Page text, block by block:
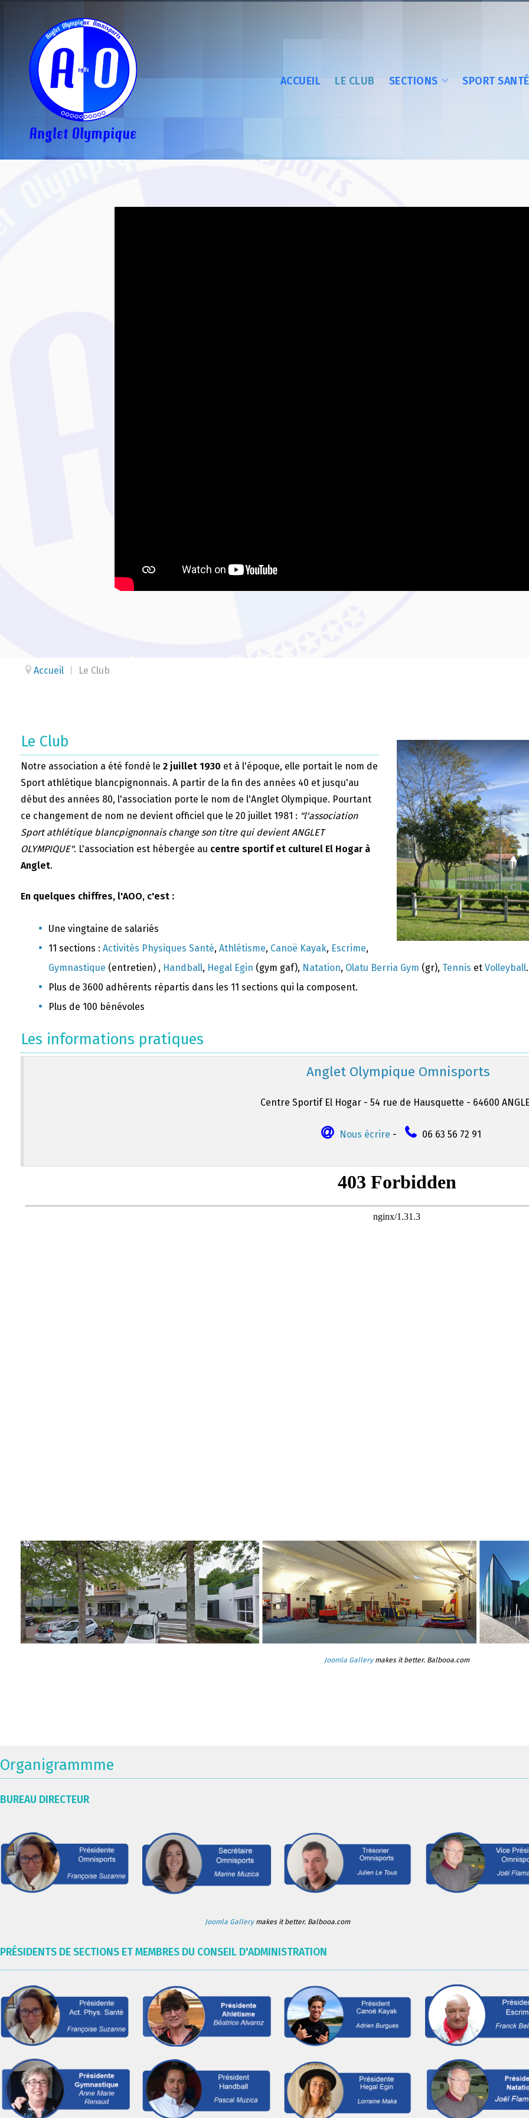
ACCUEIL LE CLUB SECTIONS SPORT SANTÉ
Accueil Le Club
Le Club
Notre association a été fondé le 2 juillet 1930 et à l'époque, elle portait le nom de
Sport athlétique blancpignonnais. A partir de la fin des années 40 et jusqu'au
début des années 80, l'association porte le nom de l'Anglet Olympique. Pourtant
ce changement de nom ne devient officiel que le 20 juillet 1981 : "l'association
Sport athlétique blancpignonnais change son titre qui devient ANGLET
OLYMPIQUE". L'association est hébergée au centre sportif et culturel El Hogar à
Anglet.
En quelques chiffres, l'AOO, c'est :
Une vingtaine de salariés
11 sections : Activités Physiques Santé, Athlétisme, Canoë Kayak, Escrime,
Gymnastique (entretien) , Handball, Hegal Egin (gym gaf), Natation, Olatu Berria Gym (gr), Tennis et Volleyball.
Plus de 3600 adhérents répartis dans les 11 sections qui la composent.
Plus de 100 bénévoles
Les informations pratiques
Anglet Olympique Omnisports
Centre Sportif El Hogar - 54 rue de Hausquette - 64600
Nous écrire - 06 63 56 72 91
Joomla Gallerymakes it better. Balbooa.com
Organigrammme
BUREAU DIRECTEUR
Joomla Gallerymakes it better. Balbooa.com
PRÉSIDENTS DE SECTIONS ET MEMBRES DU CONSEIL D'ADMINISTRATION